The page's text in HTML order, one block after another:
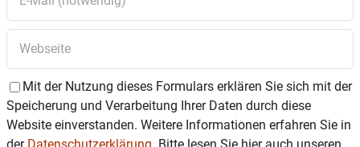
Mit der Nutzung dieses Formulars erklären Sie sich mit der
Speicherung und Verarbeitung Ihrer Daten durch diese
Website einverstanden. Weitere Informationen erfahren Sie in